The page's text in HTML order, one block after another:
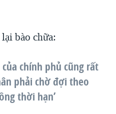
bào chữa:
chính phủ cũng rất
phải chờ đợi theo
thời hạn’